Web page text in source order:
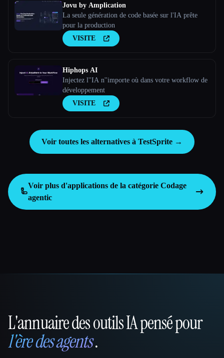
Jovu by Amplication
La seule génération de code basée sur l'IA prête
pour la production
VISITE
Hiphops AI
Injectez l''IA n''importe où dans votre workflow de
développement
VISITE
Voir toutes les alternatives à TestSprite →
🦾
Voir plus d'applications de la catégorie Codage
agentic
That AI Collection
L'annuaire des outils IA pensé pour
l'ère des agents.